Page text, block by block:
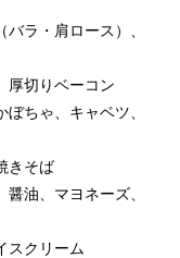
ラ・肩ロース）、
厚切りベーコン
ちゃ、キャベツ、
きそば
油、マヨネーズ、
スクリーム